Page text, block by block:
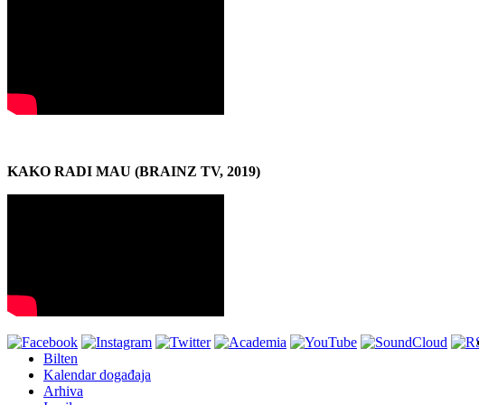
KAKO RADI MAU (BRAINZ TV, 2019)
Bilten
Kalendar događaja
Arhiva